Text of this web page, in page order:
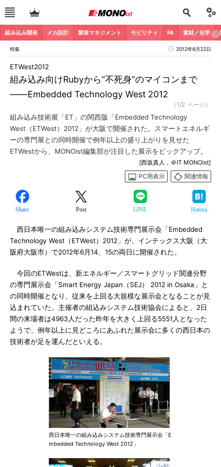
組み込み開発 メカ設計 製造マネジメント モビリティ FA 素材／化学
特集 2012年6月22日
組み込み向けRubyから“不死身”のマイコンまで
――Embedded Technology West 2012
ETWest2012
（1/2 ページ）
組み込み技術展「ET」の関西版「Embedded Technology
West（ETWest）2012」が大阪で開催された。スマートエネルギ
ーの専門展との同時開催で例年以上の盛り上がりを見せた
ETWestから、MONOist編集部が注目した展示をピックアップ。
[西坂真人，＠IT MONOist]
PC用表示
関連情報
Share Post LINE Hatena
西日本唯一の組み込みシステム技術専門展示会「Embedded
Technology West（ETWest）2012」が、インテックス大阪（大
阪府大阪市）で2012年6月14、15の両日に開催された。
今回のETWestは、新エネルギー／スマートグリッド関連分野
の専門展示会「Smart Energy Japan（SEJ） 2012 in Osaka」と
の同時開催となり、従来を上回る大規模な展示会となることが見
込まれていた。主催者の組込みシステム技術協会によると、2日
間の来場者は4963人だった昨年を大きく上回る5551人となった
ようで、例年以上に見どころにあふれた展示会に多くの西日本の
技術者が足を運んだといえる。
西日本唯一の組み込みシステム技術専門展示会「E
mbedded Technology West 2012」